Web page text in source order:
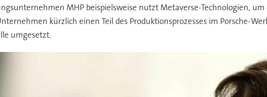
MHP beispielsweise nutzt Metaverse-Technologien,
kürzlich einen Teil des Produktionsprozesses im Porsche-
umgesetzt.